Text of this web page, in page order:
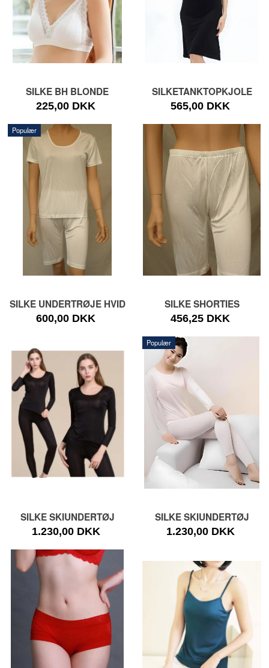
SILKE BH BLONDE
225,00 DKK
SILKETANKTOPKJOLE
565,00 DKK
Populær
SILKE UNDERTRØJE HVID
600,00 DKK
SILKE SHORTIES
456,25 DKK
SILKE SKIUNDERTØJ
1.230,00 DKK
Populær
SILKE SKIUNDERTØJ
1.230,00 DKK